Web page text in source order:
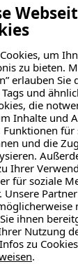
um
zu bieten.
erlauben
und
die
Inhalte und
Funktionen für
und die
Ihrer
für soziale
Unsere
ihnen
Nutzung
zu
.
und
als nur
den
85
REGIONA
LE
FACHBET
RIEBE